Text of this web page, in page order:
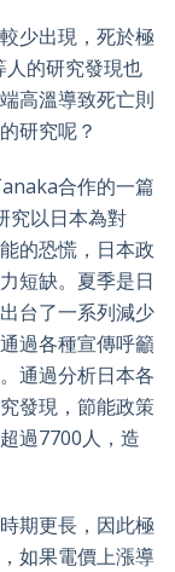
少出現，死於極
的研究發現也
高溫導致死亡則
研究呢？
合作的一篇
究以日本為對
的恐慌，日本政
短缺。夏季是日
台了一系列減少
過各種宣傳呼籲
通過分析日本各
發現，節能政策
過7700人，造
期更長，因此極
如果電價上漲導